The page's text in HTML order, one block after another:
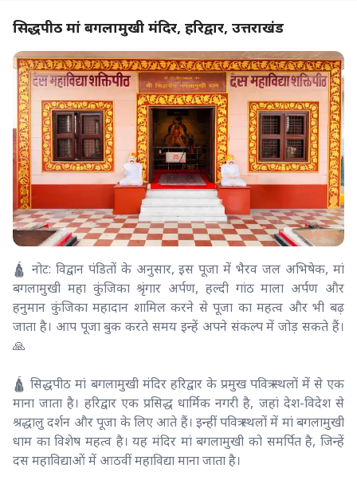
सिद्धपीठ मां बगलामुखी मंदिर, हरिद्वार, उत्तराखंड
🛕 नोट: विद्वान पंडितों के अनुसार, इस पूजा में भैरव जल अभिषेक, मां
बगलामुखी महा कुंजिका श्रृंगार अर्पण, हल्दी गांठ माला अर्पण और
हनुमान कुंजिका महादान शामिल करने से पूजा का महत्व और भी बढ़
जाता है। आप पूजा बुक करते समय इन्हें अपने संकल्प में जोड़ सकते हैं।
🙏
🛕 सिद्धपीठ मां बगलामुखी मंदिर हरिद्वार के प्रमुख पवित्र स्थलों में से एक
माना जाता है। हरिद्वार एक प्रसिद्ध धार्मिक नगरी है, जहां देश-विदेश से
श्रद्धालु दर्शन और पूजा के लिए आते हैं। इन्हीं पवित्र स्थलों में मां बगलामुखी
धाम का विशेष महत्व है। यह मंदिर मां बगलामुखी को समर्पित है, जिन्हें
दस महाविद्याओं में आठवीं महाविद्या माना जाता है।